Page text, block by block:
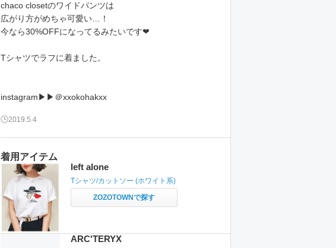
着用アイテム
left alone
Tシャツ/カットソー (ホワイト系)
ZOZOTOWNで探す
ARC'TERYX
chaco closetのワイドパンツは
広がり方がめちゃ可愛い…！
今なら30%OFFになってるみたいです❤︎
Tシャツでラフに着ました。
instagram▶︎▶︎＠xxokohakxx
2019.5.4